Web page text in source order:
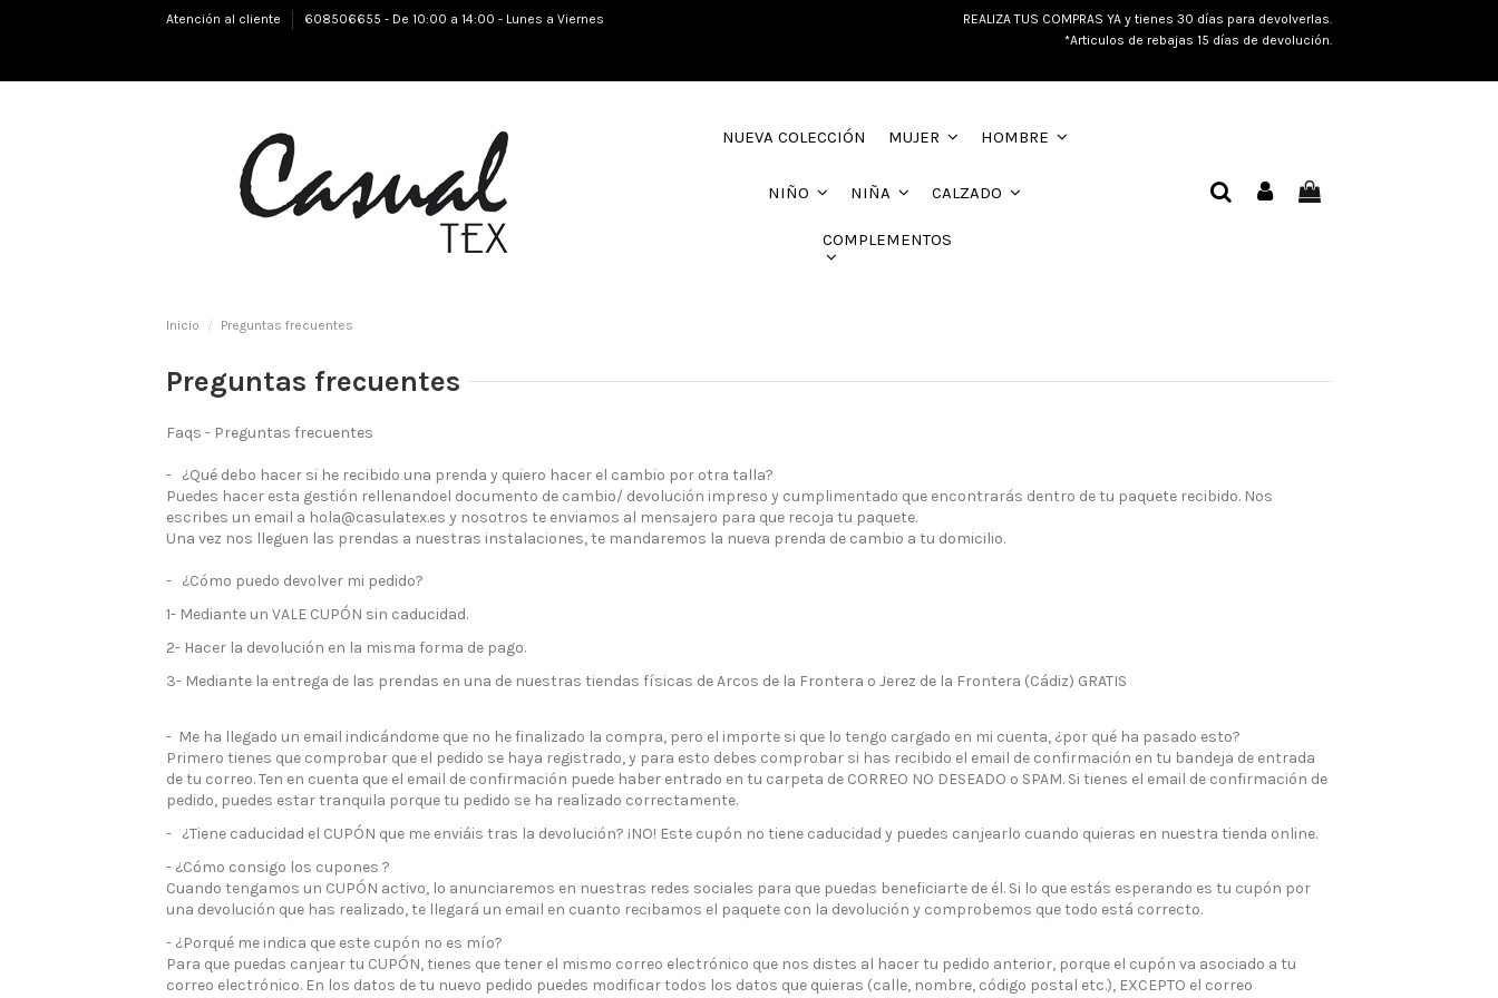
Atención al cliente 608506655 - De 10:00 a 14:00 - Lunes a Viernes
REALIZA TUS COMPRAS YA y tienes 30 días para devolverlas.
*Articulos de rebajas 15 días de devolución.
NUEVA COLECCIÓN MUJER HOMBRE
NIÑO NIÑA CALZADO
COMPLEMENTOS
Inicio Preguntas frecuentes
Preguntas frecuentes
Faqs - Preguntas frecuentes
- ¿Qué debo hacer si he recibido una prenda y quiero hacer el cambio por otra talla?
Puedes hacer esta gestión rellenandoel documento de cambio/ devolución impreso y cumplimentado que encontrarás dentro de tu paquete recibido. Nos
escribes un email a hola@casulatex.es y nosotros te enviamos al mensajero para que recoja tu paquete.
Una vez nos lleguen las prendas a nuestras instalaciones, te mandaremos la nueva prenda de cambio a tu domicilio.
- ¿Cómo puedo devolver mi pedido?
1- Mediante un VALE CUPÓN sin caducidad.
2- Hacer la devolución en la misma forma de pago.
3- Mediante la entrega de las prendas en una de nuestras tiendas físicas de Arcos de la Frontera o Jerez de la Frontera (Cádiz) GRATIS
- Me ha llegado un email indicándome que no he finalizado la compra, pero el importe si que lo tengo cargado en mi cuenta, ¿por qué ha pasado esto?
Primero tienes que comprobar que el pedido se haya registrado, y para esto debes comprobar si has recibido el email de confirmación en tu bandeja de entrada
de tu correo. Ten en cuenta que el email de confirmación puede haber entrado en tu carpeta de CORREO NO DESEADO o SPAM. Si tienes el email de confirmación de
pedido, puedes estar tranquila porque tu pedido se ha realizado correctamente.
- ¿Tiene caducidad el CUPÓN que me enviáis tras la devolución? ¡NO! Este cupón no tiene caducidad y puedes canjearlo cuando quieras en nuestra tienda online.
- ¿Cómo consigo los cupones ?
Cuando tengamos un CUPÓN activo, lo anunciaremos en nuestras redes sociales para que puedas beneficiarte de él. Si lo que estás esperando es tu cupón por
una devolución que has realizado, te llegará un email en cuanto recibamos el paquete con la devolución y comprobemos que todo está correcto.
- ¿Porqué me indica que este cupón no es mío?
Para que puedas canjear tu CUPÓN, tienes que tener el mismo correo electrónico que nos distes al hacer tu pedido anterior, porque el cupón va asociado a tu
correo electrónico. En los datos de tu nuevo pedido puedes modificar todos los datos que quieras (calle, nombre, código postal etc.), EXCEPTO el correo